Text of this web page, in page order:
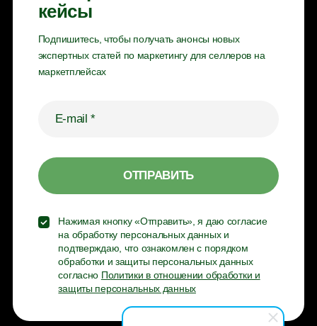
кейсы
Подпишитесь, чтобы получать анонсы новых
экспертных статей по маркетингу для селлеров на
маркетплейсах
Нажимая кнопку «Отправить», я даю согласие
на обработку персональных данных и
подтверждаю, что ознакомлен с порядком
обработки и защиты персональных данных
согласно Политики в отношении обработки и
защиты персональных данных